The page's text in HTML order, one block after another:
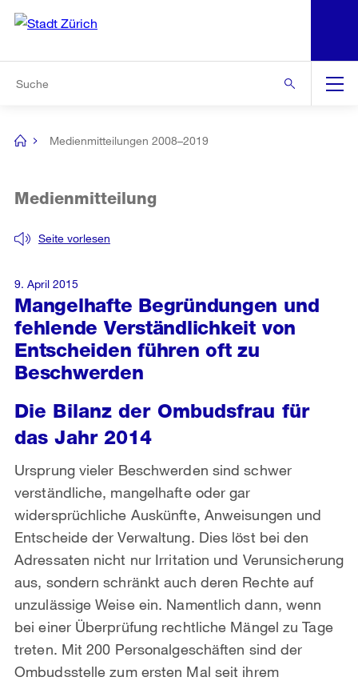
Navigation
[no
Medienmitteilungen 2008–2019
Mangelhafte Begründungen und
fehlende Verständlichkeit von
Entscheiden führen oft zu
Beschwerden
Seite vorlesen
Medienmitteilung
Die Bilanz der Ombudsfrau für
das Jahr 2014
Ursprung vieler Beschwerden sind schwer
verständliche, mangelhafte oder gar
widersprüchliche Auskünfte, Anweisungen und
Entscheide der Verwaltung. Dies löst bei den
Adressaten nicht nur Irritation und Verunsicherung
aus, sondern schränkt auch deren Rechte auf
unzulässige Weise ein. Namentlich dann, wenn
bei einer Überprüfung rechtliche Mängel zu Tage
treten. Mit 200 Personalgeschäften sind der
Ombudsstelle zum ersten Mal seit ihrem
9. April 2015